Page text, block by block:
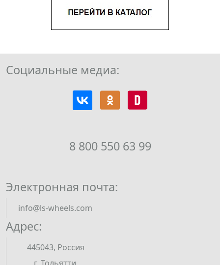
Адрес:
445043, Россия
8 800 550 63 99
Электронная почта:
info@ls-wheels.com
Социальные медиа: